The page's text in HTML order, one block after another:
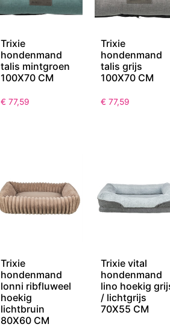
Trixie
hondenmand
talis mintgroen
100X70 CM
€ 77,59
Trixie
hondenmand
talis grijs
100X70 CM
€ 77,59
Trixie
hondenmand
lonni ribfluweel
hoekig
lichtbruin
80X60 CM
Trixie vital
hondenmand
lino hoekig
/ lichtgrijs
70X55 CM